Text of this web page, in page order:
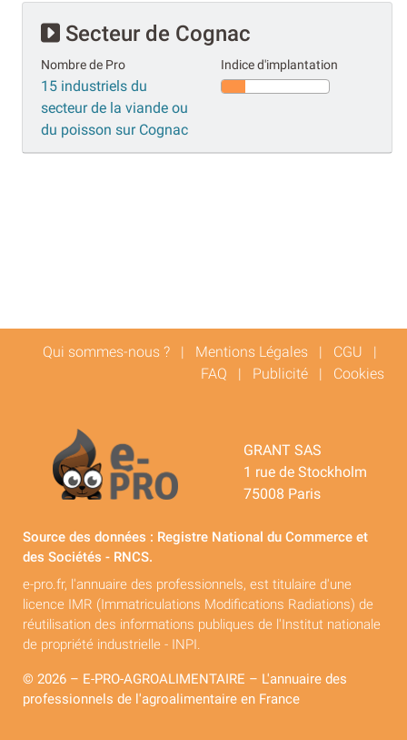
Secteur de Cognac
Nombre de Pro
15 industriels du
secteur de la viande ou
du poisson sur Cognac
Indice d'implantation
Qui sommes-nous ? | Mentions Légales | CGU |
FAQ | Publicité | Cookies
GRANT SAS
1 rue de Stockholm
75008 Paris
Source des données : Registre National du Commerce et
des Sociétés - RNCS.
e-pro.fr, l'annuaire des professionnels, est titulaire d'une
licence IMR (Immatriculations Modifications Radiations) de
réutilisation des informations publiques de l'Institut nationale
de propriété industrielle - INPI.
© 2026 – E-PRO-AGROALIMENTAIRE – L'annuaire des
professionnels de l'agroalimentaire en France